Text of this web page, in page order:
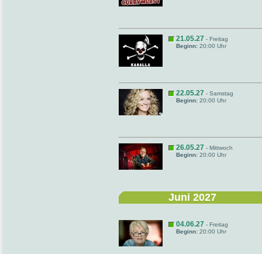
21.05.27 - Freitag
Beginn: 20:00 Uhr
22.05.27 - Samstag
Beginn: 20:00 Uhr
26.05.27 - Mittwoch
Beginn: 20:00 Uhr
Juni 2027
04.06.27 - Freitag
Beginn: 20:00 Uhr